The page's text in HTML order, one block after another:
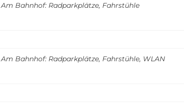
Am Bahnhof: Radparkplätze, Fahrstühle
Am Bahnhof: Radparkplätze, Fahrstühle, WLAN